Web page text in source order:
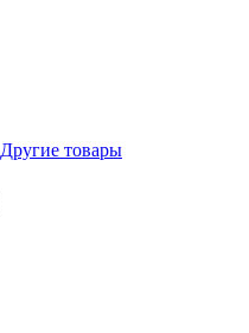
Другие товары